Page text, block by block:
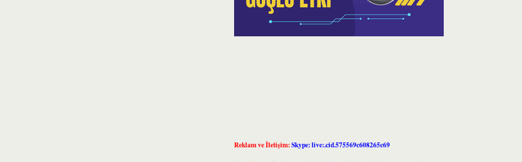
Reklam ve İletişim:Skype: live:.cid.575569c608265c69